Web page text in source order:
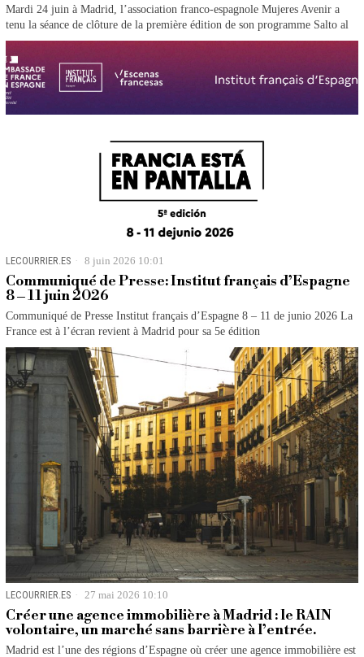
Mardi 24 juin à Madrid, l’association franco-espagnole Mujeres Avenir a
tenu la séance de clôture de la première édition de son programme Salto al
LECOURRIER.ES 8 juin 2026 10:01
Communiqué de Presse: Institut français d’Espagne
8 – 11 juin 2026
Communiqué de Presse Institut français d’Espagne 8 – 11 de junio 2026 La
France est à l’écran revient à Madrid pour sa 5e édition
LECOURRIER.ES 27 mai 2026 10:10
Créer une agence immobilière à Madrid : le RAIN
volontaire, un marché sans barrière à l’entrée.
Madrid est l’une des régions d’Espagne où créer une agence immobilière est